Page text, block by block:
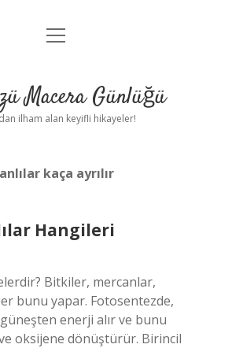
Anasayfa
Yasal Uyarı
menüyü
Macera Günlüğü
ilham alan keyifli hikayeler!
kaça ayrılır
Hangileri
Bitkiler, mercanlar,
bunu yapar. Fotosentezde,
enerji alır ve bunu
oksijene dönüştürür. Birincil